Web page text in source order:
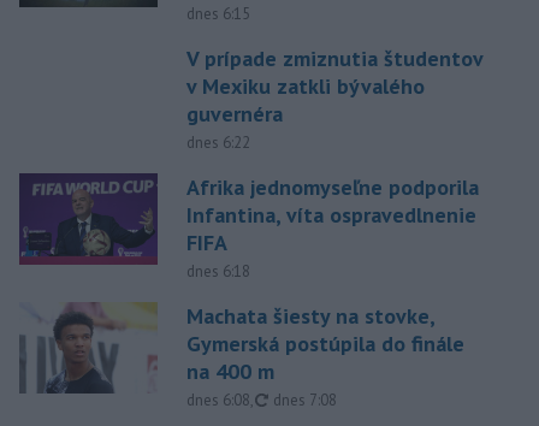
dnes 6:15
V prípade zmiznutia študentov
v Mexiku zatkli bývalého
guvernéra
dnes 6:22
Afrika jednomyseľne podporila
Infantina, víta ospravedlnenie
FIFA
dnes 6:18
Machata šiesty na stovke,
Gymerská postúpila do finále
na 400 m
dnes 6:08, aktualizované
dnes 7:08